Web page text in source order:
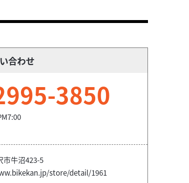
合わせ
3850
市牛沼423-5
store/detail/1961